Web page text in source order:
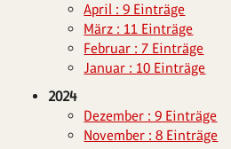
April : 9 Einträge
März : 11 Einträge
Februar : 7 Einträge
Januar : 10 Einträge
2024
Dezember : 9 Einträge
November : 8 Einträge